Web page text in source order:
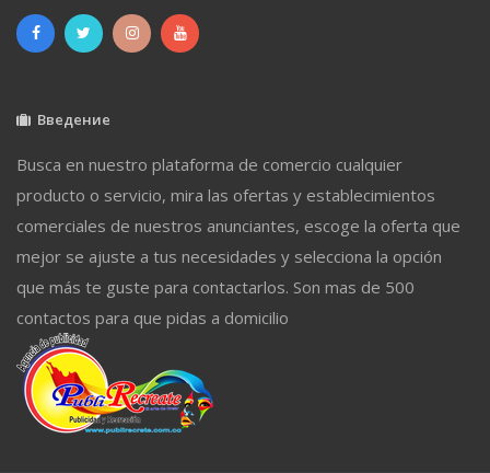
Введение
Busca en nuestro plataforma de comercio cualquier
producto o servicio, mira las ofertas y establecimientos
comerciales de nuestros anunciantes, escoge la oferta que
mejor se ajuste a tus necesidades y selecciona la opción
que más te guste para contactarlos. Son mas de 500
contactos para que pidas a domicilio